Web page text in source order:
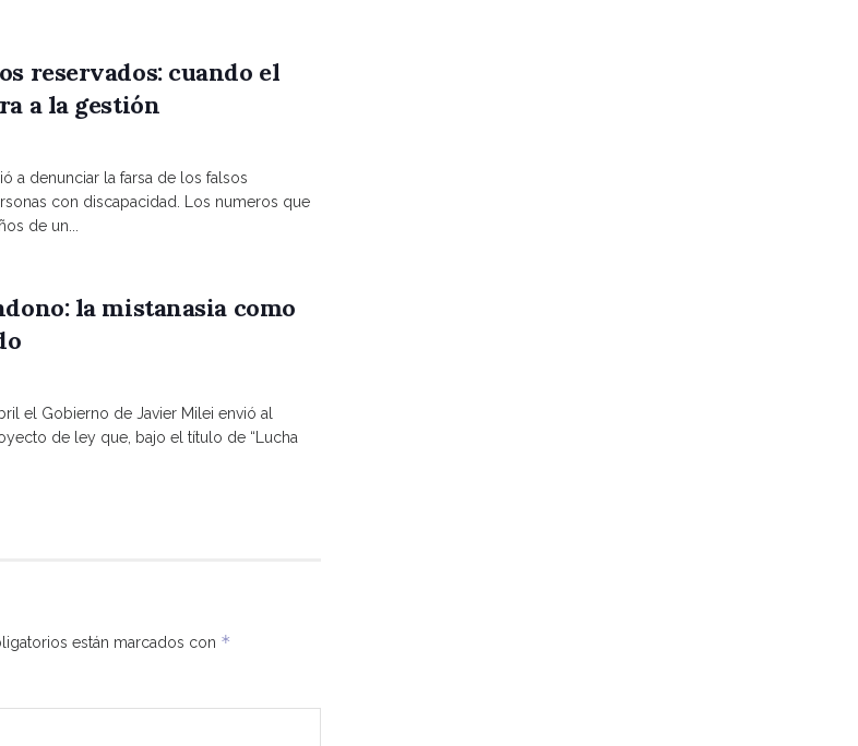
reservados: cuando el
a la gestión
a denunciar la farsa de los falsos
con discapacidad. Los numeros que
de un...
la mistanasia como
el Gobierno de Javier Milei envió al
de ley que, bajo el título de “Lucha
están marcados con *